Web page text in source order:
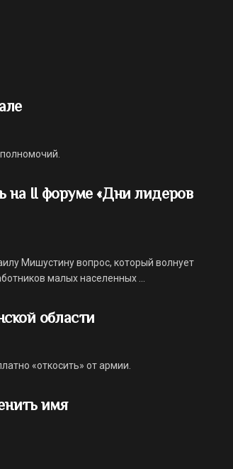
на II форуме «Дни лидеров
Мишустину вопрос, который волнует
малых населенных ...
области
«откосить» от армии.
имя